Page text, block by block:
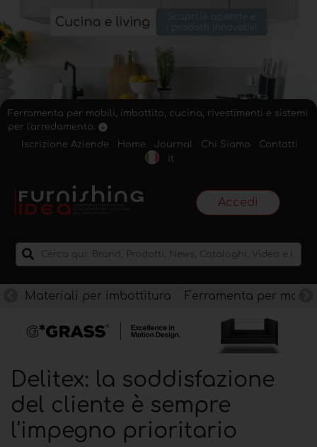
Ferramenta per mobili, imbottito, cucina, rivestimenti e sistemi
per l'arredamento.
Iscrizione Aziende
Home Journal Chi Siamo
Contatti
it
Accedi
Materiali per imbottitura Ferramenta per mobili
Delitex: la soddisfazione
del cliente è sempre
l'impegno prioritario